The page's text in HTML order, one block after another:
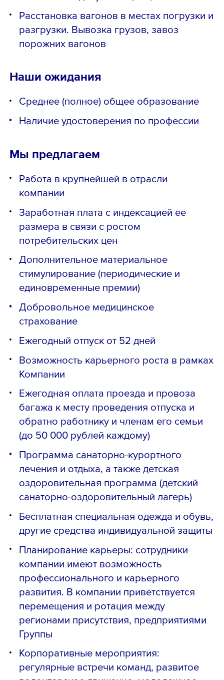
Расстановка вагонов в местах погрузки и
разгрузки. Вывозка грузов, завоз
порожних вагонов
Наши ожидания
Среднее (полное) общее образование
Наличие удостоверения по профессии
Мы предлагаем
Работа в крупнейшей в отрасли
компании
Заработная плата с индексацией ее
размера в связи с ростом
потребительских цен
Дополнительное материальное
стимулирование (периодические и
единовременные премии)
Добровольное медицинское
страхование
Ежегодный отпуск от 52 дней
Возможность карьерного роста в рамках
Компании
Ежегодная оплата проезда и провоза
багажа к месту проведения отпуска и
обратно работнику и членам его семьи
(до 50 000 рублей каждому)
Программа санаторно-курортного
лечения и отдыха, а также детская
оздоровительная программа (детский
санаторно-оздоровительный лагерь)
Бесплатная специальная одежда и обувь,
другие средства индивидуальной защиты
Планирование карьеры: сотрудники
компании имеют возможность
профессионального и карьерного
развития. В компании приветствуется
перемещения и ротация между
регионами присутствия, предприятиями
Группы
Корпоративные мероприятия:
регулярные встречи команд, развитое